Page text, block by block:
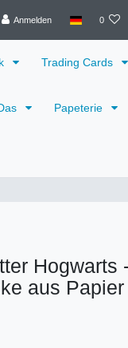
Anmelden 0
Trading Cards
Papeterie
Hogwarts
aus